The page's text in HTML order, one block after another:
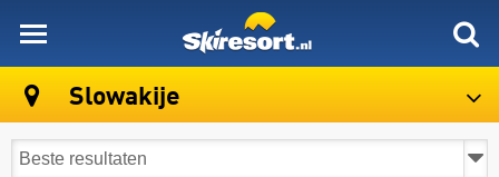
Slowakije